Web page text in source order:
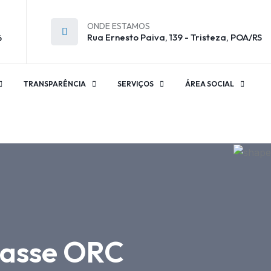
ONDE ESTAMOS
Rua Ernesto Paiva, 139 - Tristeza, POA/RS
TRANSPARÊNCIA SERVIÇOS ÁREA SOCIAL
ORC